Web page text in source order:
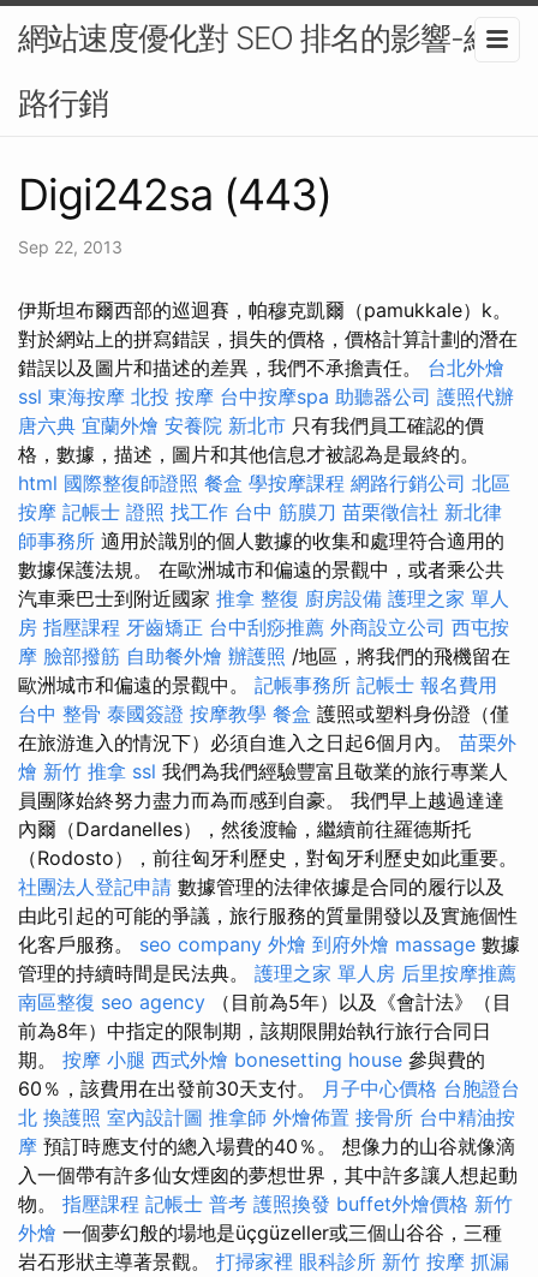
網站速度優化對 SEO 排名的影響-網
路行銷
Digi242sa (443)
Sep 22, 2013
伊斯坦布爾西部的巡迴賽，帕穆克凱爾（pamukkale）k。
對於網站上的拼寫錯誤，損失的價格，價格計算計劃的潛在
錯誤以及圖片和描述的差異，我們不承擔責任。 台北外燴
ssl 東海按摩 北投 按摩 台中按摩spa 助聽器公司 護照代辦
唐六典 宜蘭外燴 安養院 新北市 只有我們員工確認的價
格，數據，描述，圖片和其他信息才被認為是最終的。
html 國際整復師證照 餐盒 學按摩課程 網路行銷公司 北區
按摩 記帳士 證照 找工作 台中 筋膜刀 苗栗徵信社 新北律
師事務所 適用於識別的個人數據的收集和處理符合適用的
數據保護法規。 在歐洲城市和偏遠的景觀中，或者乘公共
汽車乘巴士到附近國家 推拿 整復 廚房設備 護理之家 單人
房 指壓課程 牙齒矯正 台中刮痧推薦 外商設立公司 西屯按
摩 臉部撥筋 自助餐外燴 辦護照 /地區，將我們的飛機留在
歐洲城市和偏遠的景觀中。 記帳事務所 記帳士 報名費用
台中 整骨 泰國簽證 按摩教學 餐盒 護照或塑料身份證（僅
在旅游進入的情況下）必須自進入之日起6個月內。 苗栗外
燴 新竹 推拿 ssl 我們為我們經驗豐富且敬業的旅行專業人
員團隊始終努力盡力而為而感到自豪。 我們早上越過達達
內爾（Dardanelles），然後渡輪，繼續前往羅德斯托
（Rodosto），前往匈牙利歷史，對匈牙利歷史如此重要。
社團法人登記申請 數據管理的法律依據是合同的履行以及
由此引起的可能的爭議，旅行服務的質量開發以及實施個性
化客戶服務。 seo company 外燴 到府外燴 massage 數據
管理的持續時間是民法典。 護理之家 單人房 后里按摩推薦
南區整復 seo agency （目前為5年）以及《會計法》（目
前為8年）中指定的限制期，該期限開始執行旅行合同日
期。 按摩 小腿 西式外燴 bonesetting house 參與費的
60％，該費用在出發前30天支付。 月子中心價格 台胞證台
北 換護照 室內設計圖 推拿師 外燴佈置 接骨所 台中精油按
摩 預訂時應支付的總入場費的40％。 想像力的山谷就像滴
入一個帶有許多仙女煙囪的夢想世界，其中許多讓人想起動
物。 指壓課程 記帳士 普考 護照換發 buffet外燴價格 新竹
外燴 一個夢幻般的場地是üçgüzeller或三個山谷谷，三種
岩石形狀主導著景觀。 打掃家裡 眼科診所 新竹 按摩 抓漏